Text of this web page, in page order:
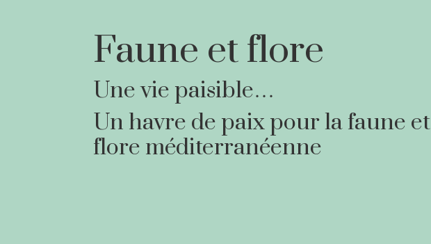
Faune et flore
Une vie paisible…
Un havre de paix pour la faune et
flore méditerranéenne